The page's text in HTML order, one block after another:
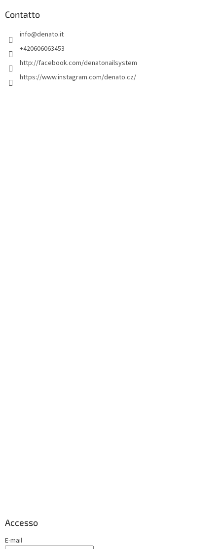
Contatto
info@denato.it
+420606063453
http://facebook.com/denatonailsystem
https://www.instagram.com/denato.cz/
Accesso
E-mail